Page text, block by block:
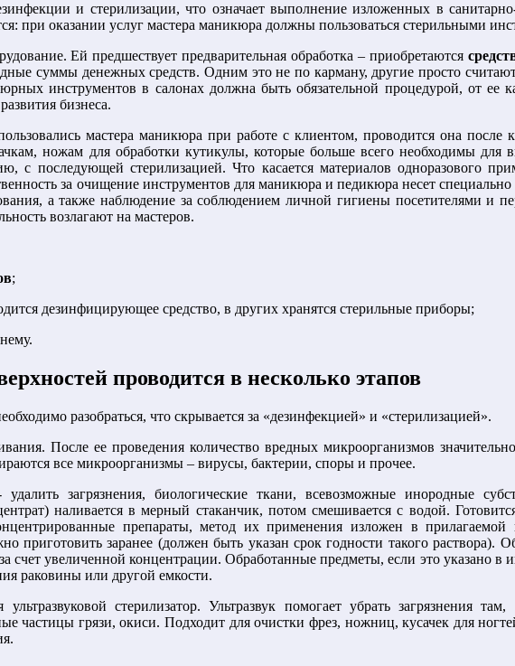
и стерилизации, что означает выполнение изложенных в
при оказании услуг мастера маникюра должны пользоваться стерильными
Ей предшествует предварительная обработка – приобретаются
суммы денежных средств. Одним это не по карману, другие просто
инструментов в салонах должна быть обязательной процедурой, от ее
бизнеса.
мастера маникюра при работе с клиентом, проводится она после
ножам для обработки кутикулы, которые больше всего необходимы
с последующей стерилизацией. Что касается материалов одноразового
за очищение инструментов для маникюра и педикюра несет
а также наблюдение за соблюдением личной гигиены посетителями и
возлагают на мастеров.
;
дезинфицирующее средство, в других хранятся стерильные приборы;
проводится в несколько этапов
разобраться, что скрывается за «дезинфекцией» и «стерилизацией».
После ее проведения количество вредных микроорганизмов
все микроорганизмы – вирусы, бактерии, споры и прочее.
загрязнения, биологические ткани, всевозможные инородные
наливается в мерный стаканчик, потом смешивается с водой.
препараты, метод их применения изложен в
приготовить заранее (должен быть указан срок годности такого раствора).
счет увеличенной концентрации. Обработанные предметы, если это
раковины или другой емкости.
стерилизатор. Ультразвук помогает убрать загрязнения
частицы грязи, окиси. Подходит для очистки фрез, ножниц, кусачек для